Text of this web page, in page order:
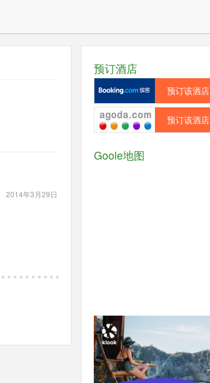
2014年3月29日
预订酒店
预订该酒店
预订该酒店
Goole地图